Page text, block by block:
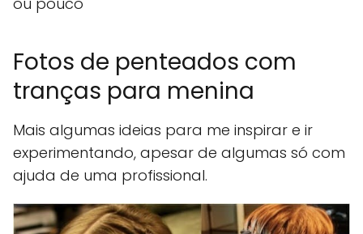
Fotos de penteados com
tranças para menina
Mais algumas ideias para me inspirar e ir
experimentando, apesar de algumas só com
ajuda de uma profissional.